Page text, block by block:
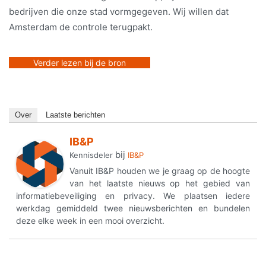
bedrijven die onze stad vormgegeven. Wij willen dat
Amsterdam de controle terugpakt.
Verder lezen bij de bron
Over Laatste berichten
IB&P
Kennisdeler bij IB&P
Vanuit IB&P houden we je graag op de hoogte
van het laatste nieuws op het gebied van
informatiebeveiliging en privacy. We plaatsen iedere
werkdag gemiddeld twee nieuwsberichten en bundelen
deze elke week in een mooi overzicht.